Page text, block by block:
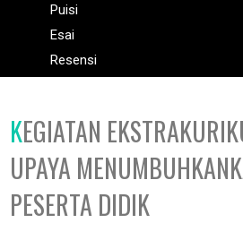
Puisi
Esai
Resensi
KEGIATAN EKSTRAKURIKULER SEBAGAI
UPAYA
PESERTA DIDIK